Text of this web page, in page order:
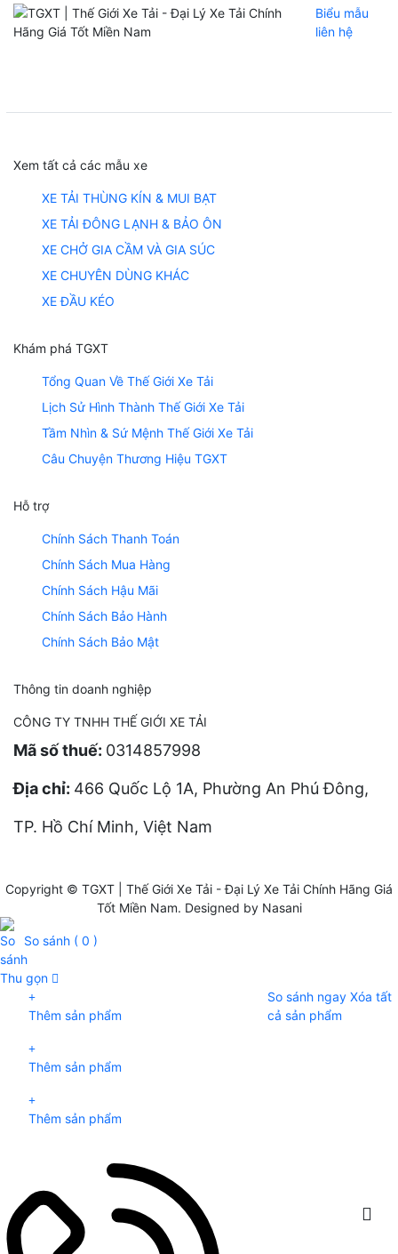
Biểu mẫu
liên hệ
Xem tất cả các mẫu xe
XE TẢI THÙNG KÍN & MUI BẠT
XE TẢI ĐÔNG LẠNH & BẢO ÔN
XE CHỞ GIA CẦM VÀ GIA SÚC
XE CHUYÊN DÙNG KHÁC
XE ĐẦU KÉO
Khám phá TGXT
Tổng Quan Về Thế Giới Xe Tải
Lịch Sử Hình Thành Thế Giới Xe Tải
Tầm Nhìn & Sứ Mệnh Thế Giới Xe Tải
Câu Chuyện Thương Hiệu TGXT
Hỗ trợ
Chính Sách Thanh Toán
Chính Sách Mua Hàng
Chính Sách Hậu Mãi
Chính Sách Bảo Hành
Chính Sách Bảo Mật
Thông tin doanh nghiệp
CÔNG TY TNHH THẾ GIỚI XE TẢI
Mã số thuế: 0314857998
Địa chỉ: 466 Quốc Lộ 1A, Phường An Phú Đông,
TP. Hồ Chí Minh, Việt Nam
Copyright © TGXT | Thế Giới Xe Tải - Đại Lý Xe Tải Chính Hãng Giá
Tốt Miền Nam. Designed by Nasani
So sánh ( 0 )
Thu gọn
Thêm sản phẩm
Thêm sản phẩm
Thêm sản phẩm
So sánh ngay Xóa tất
cả sản phẩm